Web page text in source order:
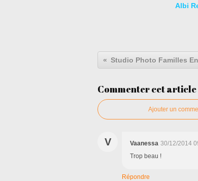
Albi
Commenter cet article
Ajouter un
V Vaanessa 30/12/2014
Trop beau !
Répondre